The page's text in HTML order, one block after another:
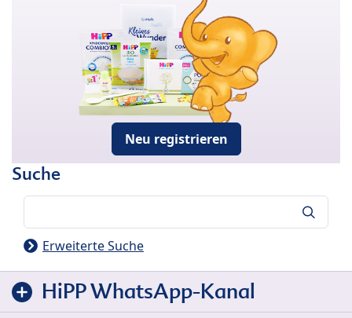
Neu registrieren
Suche
Erweiterte Suche
HiPP WhatsApp-Kanal